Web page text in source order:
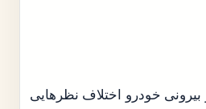
خودرو اختلاف نظرهایی